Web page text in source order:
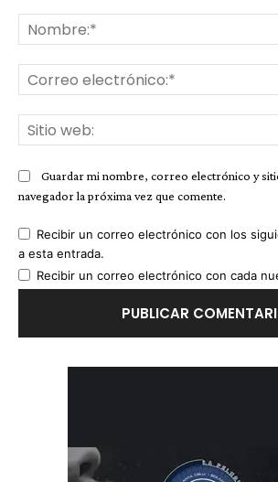
Guardar mi nombre, correo electrónico y
navegador la próxima vez que comente.
Recibir un correo electrónico con los
a esta entrada.
Recibir un correo electrónico con cada